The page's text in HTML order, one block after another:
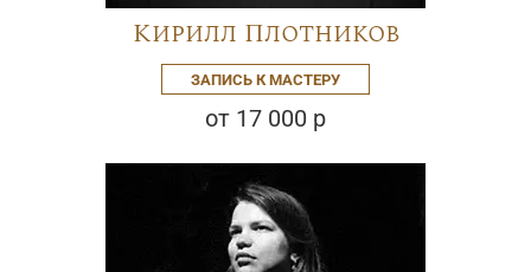
Кирилл Плотников
ЗАПИСЬ К МАСТЕРУ
от 17 000 р